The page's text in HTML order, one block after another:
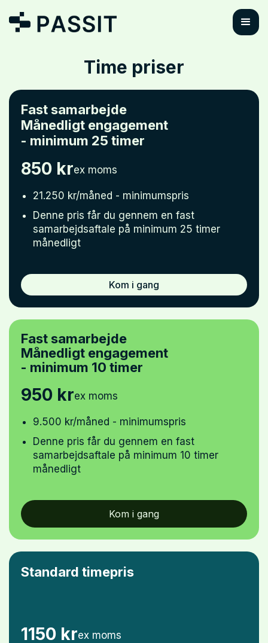
Time priser
Fast samarbejde
Månedligt engagement
- minimum 25 timer
850 krex moms
21.250 kr/måned - minimumspris
Denne pris får du gennem en fast
samarbejdsaftale på minimum 25 timer
månedligt
Kom i gang
Fast samarbejde
Månedligt engagement
- minimum 10 timer
950 krex moms
9.500 kr/måned - minimumspris
Denne pris får du gennem en fast
samarbejdsaftale på minimum 10 timer
månedligt
Kom i gang
Standard timepris
1150 krex moms